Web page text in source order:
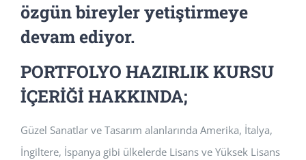
özgün bireyler yetiştirmeye
devam ediyor.
PORTFOLYO HAZIRLIK KURSU
İÇERİĞİ HAKKINDA;
Güzel Sanatlar ve Tasarım alanlarında Amerika, İtalya,
İngiltere, İspanya gibi ülkelerde Lisans ve Yüksek Lisans